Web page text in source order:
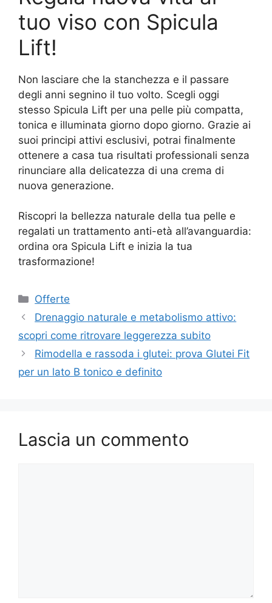
tuo viso con Spicula
Lift!
Non lasciare che la stanchezza e il passare
degli anni segnino il tuo volto. Scegli oggi
stesso Spicula Lift per una pelle più compatta,
tonica e illuminata giorno dopo giorno. Grazie ai
suoi principi attivi esclusivi, potrai finalmente
ottenere a casa tua risultati professionali senza
rinunciare alla delicatezza di una crema di
nuova generazione.
Riscopri la bellezza naturale della tua pelle e
regalati un trattamento anti-età all’avanguardia:
ordina ora Spicula Lift e inizia la tua
trasformazione!
Categorie
Offerte
Drenaggio naturale e metabolismo attivo:
scopri come ritrovare leggerezza subito
Rimodella e rassoda i glutei: prova Glutei Fit
per un lato B tonico e definito
Lascia un commento